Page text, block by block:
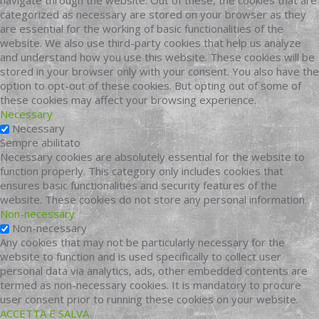
categorized as necessary are stored on your browser as they
are essential for the working of basic functionalities of the
website. We also use third-party cookies that help us analyze
and understand how you use this website. These cookies will be
stored in your browser only with your consent. You also have the
option to opt-out of these cookies. But opting out of some of
these cookies may affect your browsing experience.
Necessary
Necessary
Sempre abilitato
Necessary cookies are absolutely essential for the website to
function properly. This category only includes cookies that
ensures basic functionalities and security features of the
website. These cookies do not store any personal information.
Non-necessary
Non-necessary
Any cookies that may not be particularly necessary for the
website to function and is used specifically to collect user
personal data via analytics, ads, other embedded contents are
termed as non-necessary cookies. It is mandatory to procure
user consent prior to running these cookies on your website.
ACCETTA E SALVA